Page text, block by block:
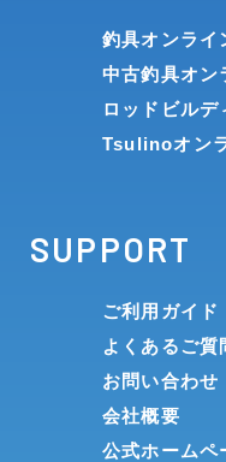
釣具オンライ
中古釣具オン
ロッドビル
Tsulinoオン
SUPPORT
ご利用ガイド
よくあるご質
お問い合わせ
会社概要
公式ホームペ